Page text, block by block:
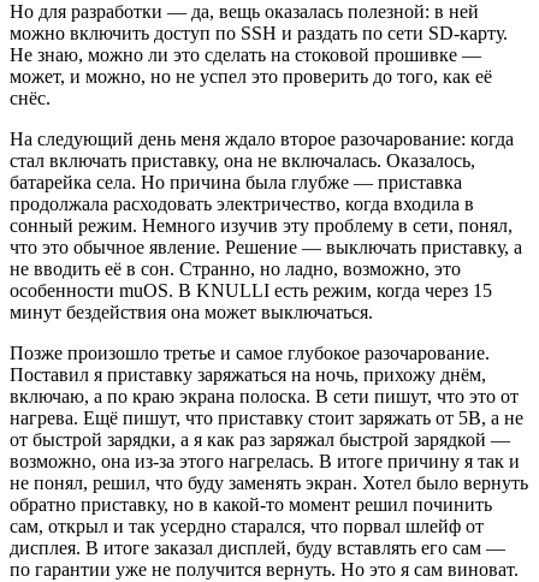
Но для разработки — да, вещь оказалась полезной: в ней
можно включить доступ по SSH и раздать по сети SD-карту.
Не знаю, можно ли это сделать на стоковой прошивке —
может, и можно, но не успел это проверить до того, как её
снёс.
На следующий день меня ждало второе разочарование: когда
стал включать приставку, она не включалась. Оказалось,
батарейка села. Но причина была глубже — приставка
продолжала расходовать электричество, когда входила в
сонный режим. Немного изучив эту проблему в сети, понял,
что это обычное явление. Решение — выключать приставку, а
не вводить её в сон. Странно, но ладно, возможно, это
особенности muOS. В KNULLI есть режим, когда через 15
минут бездействия она может выключаться.
Позже произошло третье и самое глубокое разочарование.
Поставил я приставку заряжаться на ночь, прихожу днём,
включаю, а по краю экрана полоска. В сети пишут, что это от
нагрева. Ещё пишут, что приставку стоит заряжать от 5В, а не
от быстрой зарядки, а я как раз заряжал быстрой зарядкой —
возможно, она из-за этого нагрелась. В итоге причину я так и
не понял, решил, что буду заменять экран. Хотел было вернуть
обратно приставку, но в какой-то момент решил починить
сам, открыл и так усердно старался, что порвал шлейф от
дисплея. В итоге заказал дисплей, буду вставлять его сам —
по гарантии уже не получится вернуть. Но это я сам виноват.